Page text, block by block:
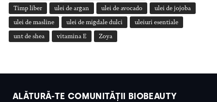
Timp liber ulei de argan ulei de avocado ulei de jojoba
ulei de masline ulei de migdale dulci uleiuri esentiale
unt de shea vitamina E Zoya
ALĂTURĂ-TE COMUNITĂȚII BIOBEAUTY